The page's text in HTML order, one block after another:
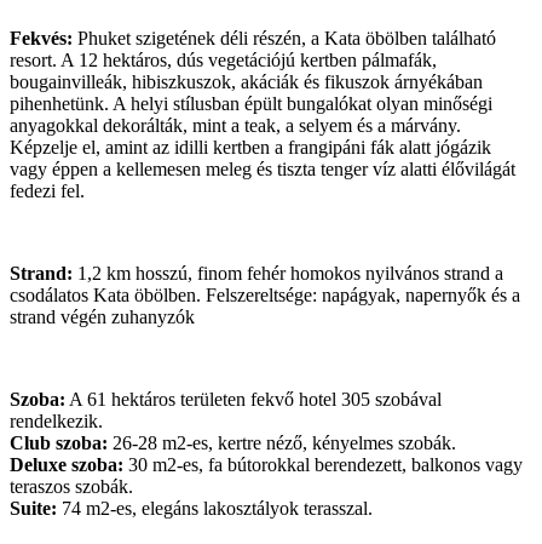
Fekvés: Phuket szigetének déli részén, a Kata öbölben található
resort. A 12 hektáros, dús vegetációjú kertben pálmafák,
bougainvilleák, hibiszkuszok, akáciák és fikuszok árnyékában
pihenhetünk. A helyi stílusban épült bungalókat olyan minőségi
anyagokkal dekorálták, mint a teak, a selyem és a márvány.
Képzelje el, amint az idilli kertben a frangipáni fák alatt jógázik
vagy éppen a kellemesen meleg és tiszta tenger víz alatti élővilágát
fedezi fel.
Strand: 1,2 km hosszú, finom fehér homokos nyilvános strand a
csodálatos Kata öbölben. Felszereltsége: napágyak, napernyők és a
strand végén zuhanyzók
Szoba: A 61 hektáros területen fekvő hotel 305 szobával
rendelkezik.
Club szoba: 26-28 m2-es, kertre néző, kényelmes szobák.
Deluxe szoba: 30 m2-es, fa bútorokkal berendezett, balkonos vagy
teraszos szobák.
Suite: 74 m2-es, elegáns lakosztályok terasszal.